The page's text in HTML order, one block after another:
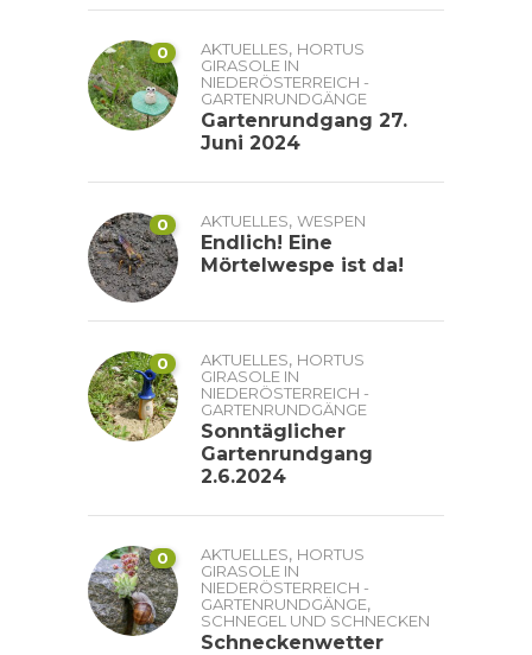
0 AKTUELLES, HORTUS
GIRASOLE IN
NIEDERÖSTERREICH -
GARTENRUNDGÄNGE
Gartenrundgang 27.
Juni 2024
0 AKTUELLES, WESPEN
Endlich! Eine
Mörtelwespe ist da!
0 AKTUELLES, HORTUS
GIRASOLE IN
NIEDERÖSTERREICH -
GARTENRUNDGÄNGE
Sonntäglicher
Gartenrundgang
2.6.2024
0 AKTUELLES, HORTUS
GIRASOLE IN
NIEDERÖSTERREICH -
GARTENRUNDGÄNGE,
SCHNEGEL UND SCHNECKEN
Schneckenwetter